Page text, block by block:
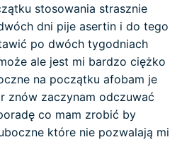
stosowania strasznie
dni pije asertin i do tego
po dwóch tygodniach
ale jest mi bardzo ciężko
na początku afobam je
znów zaczynam odczuwać
co mam zrobić by
które nie pozwalają mi